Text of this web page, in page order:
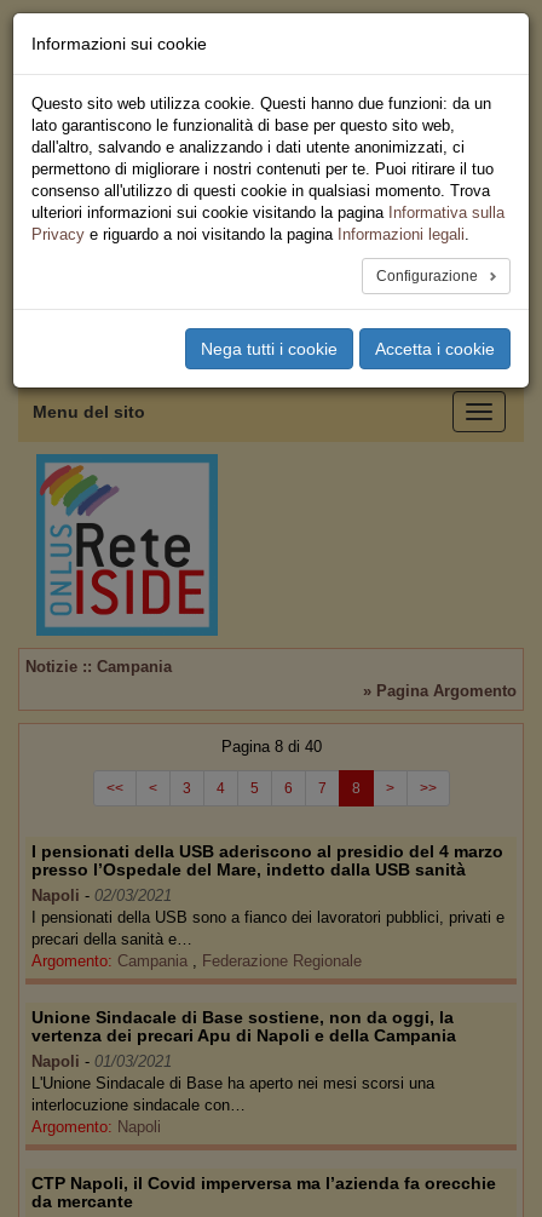
Servizi
Iscriviti
Ricerca
Area Stampa
Privacy
Federazione Regionale USB
Toggle
Menu del sito
Notizie :: Campania
» Pagina Argomento
Pagina 8 di 40
<< < 3 4 5 6 7 8 > >>
I pensionati della USB aderiscono al presidio del 4 marzo
presso l’Ospedale del Mare, indetto dalla USB sanità
Napoli - 02/03/2021
I pensionati della USB sono a fianco dei lavoratori pubblici, privati e
precari della sanità e…
Argomento: Campania , Federazione Regionale
Unione Sindacale di Base sostiene, non da oggi, la
vertenza dei precari Apu di Napoli e della Campania
Napoli - 01/03/2021
L'Unione Sindacale di Base ha aperto nei mesi scorsi una
interlocuzione sindacale con…
Argomento: Napoli
CTP Napoli, il Covid imperversa ma l’azienda fa orecchie
da mercante
Informazioni sui cookie
Questo sito web utilizza cookie. Questi hanno due funzioni: da un
lato garantiscono le funzionalità di base per questo sito web,
dall'altro, salvando e analizzando i dati utente anonimizzati, ci
permettono di migliorare i nostri contenuti per te. Puoi ritirare il tuo
consenso all'utilizzo di questi cookie in qualsiasi momento. Trova
ulteriori informazioni sui cookie visitando la pagina Informativa sulla
Privacy e riguardo a noi visitando la pagina Informazioni legali.
Configurazione
Nega tutti i cookie Accetta i cookie